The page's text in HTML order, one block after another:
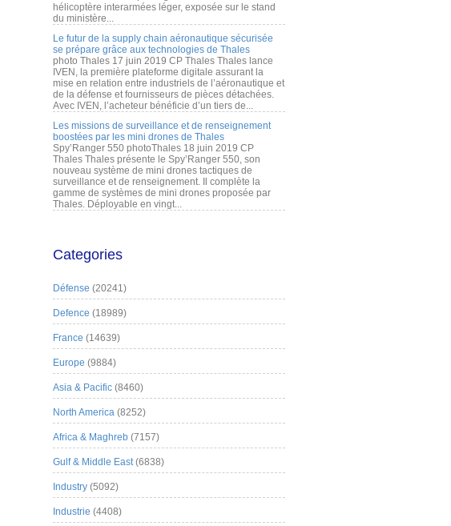
hélicoptère interarmées léger, exposée sur le stand
du ministère...
Le futur de la supply chain aéronautique sécurisée
se prépare grâce aux technologies de Thales
photo Thales 17 juin 2019 CP Thales Thales lance
IVEN, la première plateforme digitale assurant la
mise en relation entre industriels de l’aéronautique et
de la défense et fournisseurs de pièces détachées.
Avec IVEN, l’acheteur bénéficie d’un tiers de...
Les missions de surveillance et de renseignement
boostées par les mini drones de Thales
Spy’Ranger 550 photoThales 18 juin 2019 CP
Thales Thales présente le Spy’Ranger 550, son
nouveau système de mini drones tactiques de
surveillance et de renseignement. Il complète la
gamme de systèmes de mini drones proposée par
Thales. Déployable en vingt...
Categories
Défense (20241)
Defence (18989)
France (14639)
Europe (9884)
Asia & Pacific (8460)
North America (8252)
Africa & Maghreb (7157)
Gulf & Middle East(6838)
Industry (5092)
Industrie (4408)